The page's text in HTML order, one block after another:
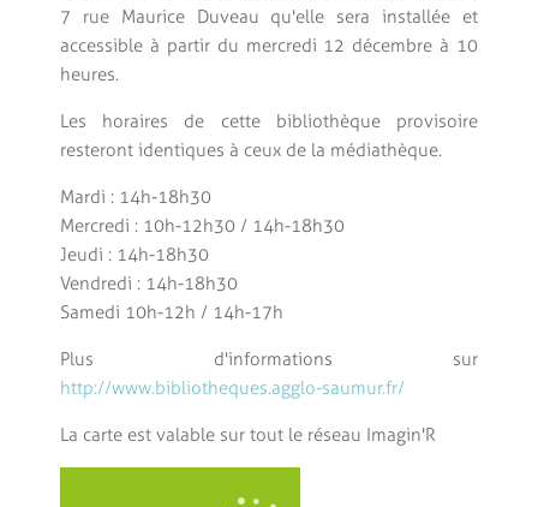
7 rue Maurice Duveau qu'elle sera installée et
accessible à partir du mercredi 12 décembre à 10
heures.
Les horaires de cette bibliothèque provisoire
resteront identiques à ceux de la médiathèque.
Mardi : 14h-18h30
Mercredi : 10h-12h30 / 14h-18h30
Jeudi : 14h-18h30
Vendredi : 14h-18h30
Samedi 10h-12h / 14h-17h
Plus d'informations sur
http://www.bibliotheques.agglo-saumur.fr/
La carte est valable sur tout le réseau Imagin'R